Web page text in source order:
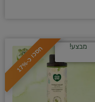
ח
ס
כ
ו
כ
-
1
7
% מבצע!